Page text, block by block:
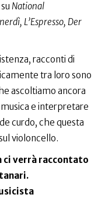
National
L’Espresso, Der
racconti di
tra loro sono
ascoltiamo ancora
e interpretare
curdo, che questa
violoncello.
ci verrà raccontato